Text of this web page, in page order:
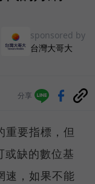
sponsored by
台灣大哥大
分享
重要指標，但
或缺的數位基
速，如果不能